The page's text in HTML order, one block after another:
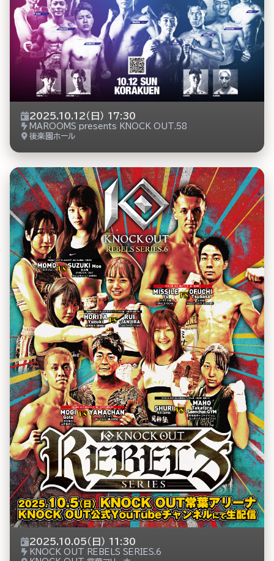
2025.10.12（日） 17:30
MAROOMS presents KNOCK OUT.58
後楽園ホール
2025.10.05（日） 11:30
KNOCK OUT REBELS SERIES.6